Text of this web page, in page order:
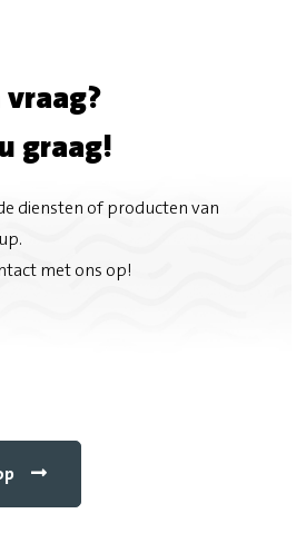
i
graag!
diensten of producten van
met ons op!